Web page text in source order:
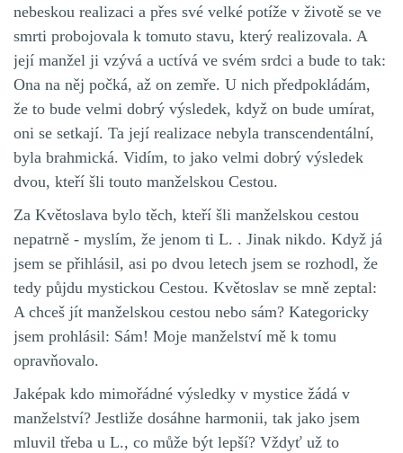
nebeskou realizaci a přes své velké potíže v životě se ve
smrti probojovala k tomuto stavu, který realizovala. A
její manžel ji vzývá a uctívá ve svém srdci a bude to tak:
Ona na něj počká, až on zemře. U nich předpokládám,
že to bude velmi dobrý výsledek, když on bude umírat,
oni se setkají. Ta její realizace nebyla transcendentální,
byla brahmická. Vidím, to jako velmi dobrý výsledek
dvou, kteří šli touto manželskou Cestou.
Za Květoslava bylo těch, kteří šli manželskou cestou
nepatrně - myslím, že jenom ti L. . Jinak nikdo. Když já
jsem se přihlásil, asi po dvou letech jsem se rozhodl, že
tedy půjdu mystickou Cestou. Květoslav se mně zeptal:
A chceš jít manželskou cestou nebo sám? Kategoricky
jsem prohlásil: Sám! Moje manželství mě k tomu
opravňovalo.
Jaképak kdo mimořádné výsledky v mystice žádá v
manželství? Jestliže dosáhne harmonii, tak jako jsem
mluvil třeba u L., co může být lepší? Vždyť už to